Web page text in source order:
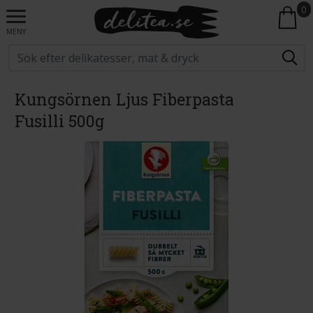
MENY
0
Kungsörnen Ljus Fiberpasta
Fusilli 500g